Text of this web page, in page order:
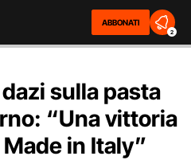
ABBONATI
2
sulla pasta
“Una vittoria
in Italy”